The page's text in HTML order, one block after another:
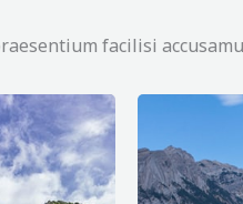
facilisi